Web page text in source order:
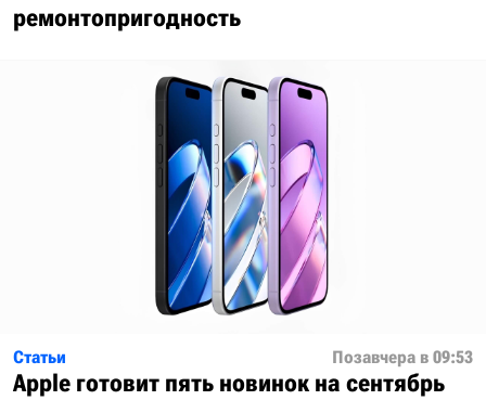
ремонтопригодность
Статьи Позавчера в 09:53
Apple готовит пять новинок на сентябрь